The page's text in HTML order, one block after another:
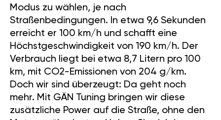
Modus zu wählen, je nach
Straßenbedingungen. In etwa 9,6 Sekunden
erreicht er 100 km/h und schafft eine
Höchstgeschwindigkeit von 190 km/h. Der
Verbrauch liegt bei etwa 8,7 Litern pro 100
km, mit CO2-Emissionen von 204 g/km.
Doch wir sind überzeugt: Da geht noch
mehr. Mit GÄN Tuning bringen wir diese
zusätzliche Power auf die Straße, ohne den